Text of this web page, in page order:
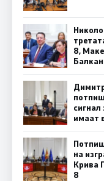
8,
имаат
на
Крива
8